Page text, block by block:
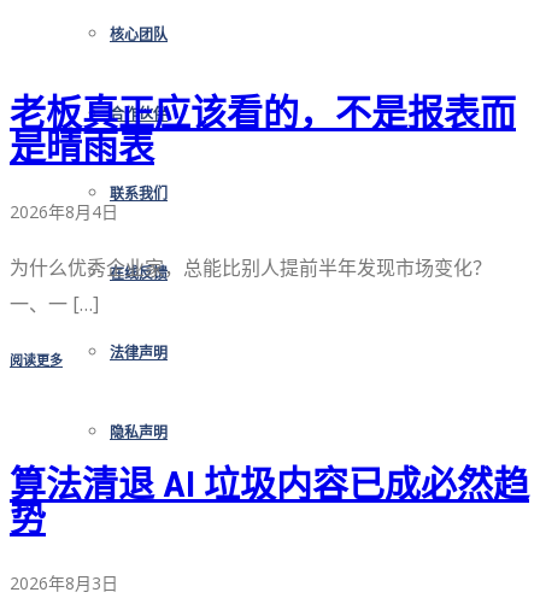
核心团队
合作伙伴
联系我们
在线反馈
法律声明
隐私声明
老板真正应该看的，不是报表而
是晴雨表
2026年8月4日
为什么优秀企业家，总能比别人提前半年发现市场变化？
一、一 […]
阅读更多
算法清退 AI 垃圾内容已成必然趋
势
2026年8月3日